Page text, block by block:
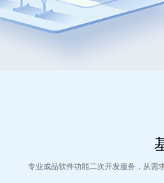
专业成品软件功能二次开发服务，从需